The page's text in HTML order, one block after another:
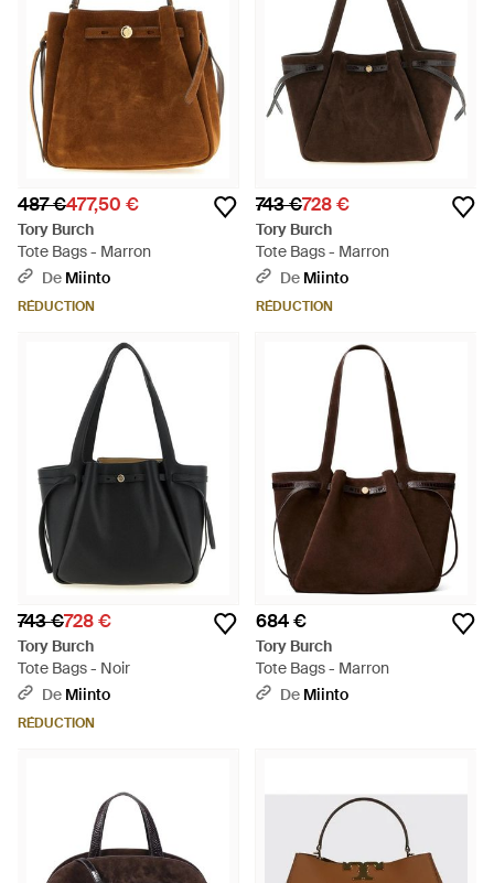
487 €477,50 €
Tory Burch
Tote Bags - Marron
De Miinto
RÉDUCTION
743 €728 €
Tory Burch
Tote Bags - Marron
De Miinto
RÉDUCTION
743 €728 €
Tory Burch
Tote Bags - Noir
De Miinto
RÉDUCTION
684 €
Tory Burch
Tote Bags - Marron
De Miinto